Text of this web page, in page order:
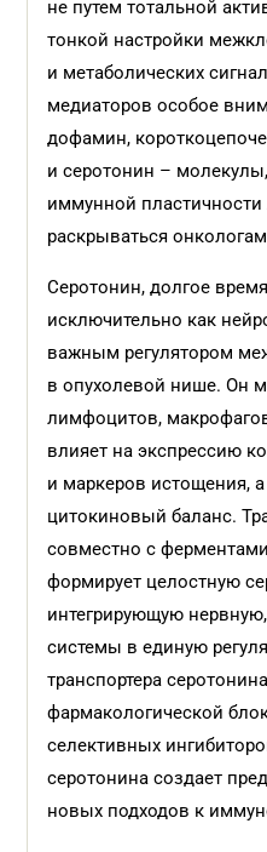
не путем тотальной
тонкой настройки
и метаболических
медиаторов особое
дофамин,
и серотонин –
иммунной
раскрываться
Серотонин, долгое
исключительно как
важным регулятором
в опухолевой нише. Он
лимфоцитов,
влияет на экспрессию
и маркеров истощения,
цитокиновый баланс.
совместно с
формирует целостную
интегрирующую
системы в единую
транспортера
фармакологической
селективных
серотонина создает
новых подходов к